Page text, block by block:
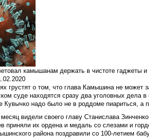
камышанам держать в чистоте гаджеты
грустят о том, что глава Камышина не может
суде находятся сразу два уголовных дела
Кувычко надо было не в роддоме пиариться, а
видели своего главу Станислава Зинченко
приняли их ордена и медаль со слезами и
района поздравили со 100-летием